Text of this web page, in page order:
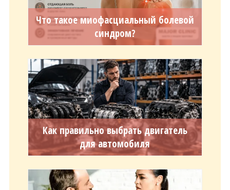
Что такое миофасциальный болевой
синдром?
Как правильно выбрать двигатель
для автомобиля